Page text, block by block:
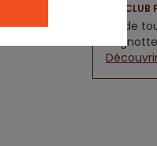
CLUB
5% de